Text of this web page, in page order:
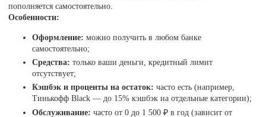
пополняется самостоятельно.
Особенности:
Оформление: можно получить в любом банке
самостоятельно;
Средства: только ваши деньги, кредитный лимит
отсутствует;
Кэшбэк и проценты на остаток: часто есть (например,
Тинькофф Black — до 15% кэшбэк на отдельные категории);
Обслуживание: часто от 0 до 1 500 ₽ в год (зависит от